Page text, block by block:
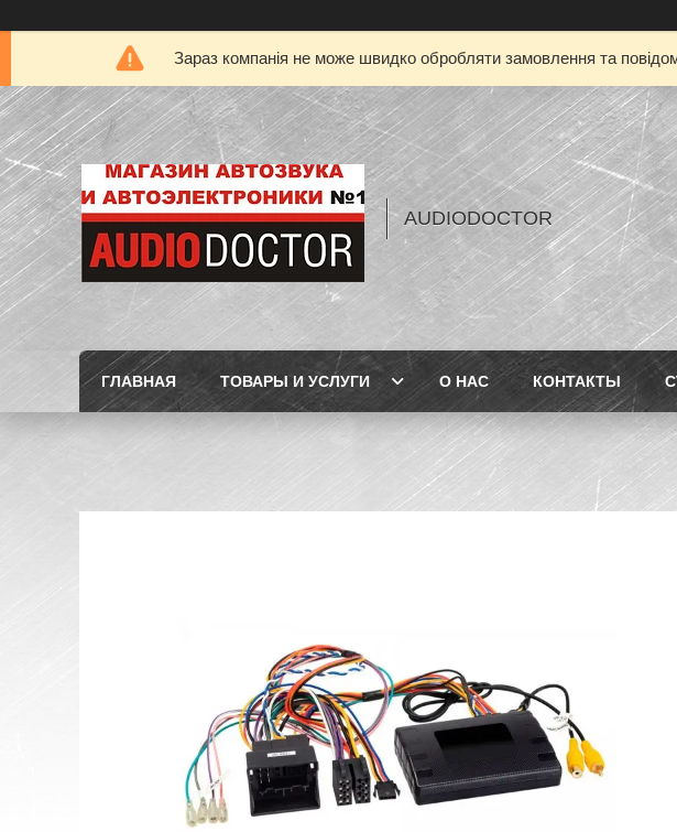
Зараз компанія не може швидко обробляти замовлення та
AUDIODOCTOR
ГЛАВНАЯ ТОВАРЫ И УСЛУГИ О НАС КОНТАКТЫ